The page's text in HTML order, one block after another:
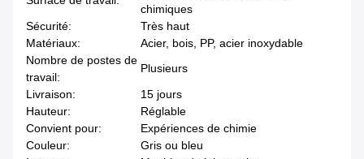
chimiques
Sécurité:
Très haut
Matériaux:
Acier, bois, PP, acier inoxydable
Nombre de postes de
travail:
Plusieurs
Livraison:
15 jours
Hauteur:
Réglable
Convient pour:
Expériences de chimie
Couleur:
Gris ou bleu